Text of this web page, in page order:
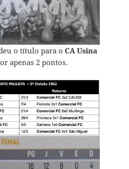
o título para o CA Usina
apenas 2 pontos.